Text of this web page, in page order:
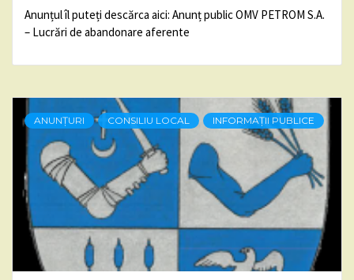
Anunțul îl puteți descărca aici: Anunț public OMV PETROM S.A.
– Lucrări de abandonare aferente
ANUNȚURI CONSILIU LOCAL INFORMAȚII PUBLICE